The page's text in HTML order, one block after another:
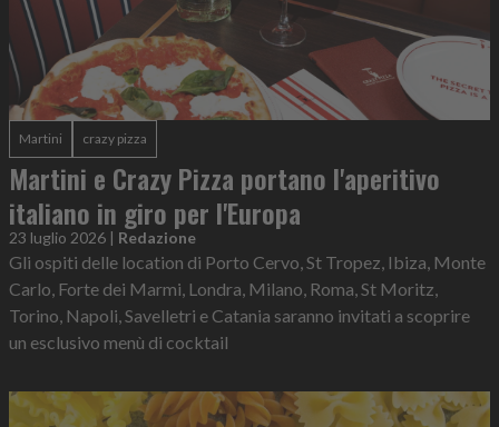
Martini crazy pizza
Martini e Crazy Pizza portano l'aperitivo
italiano in giro per l'Europa
23 luglio 2026 | Redazione
Gli ospiti delle location di Porto Cervo, St Tropez, Ibiza, Monte
Carlo, Forte dei Marmi, Londra, Milano, Roma, St Moritz,
Torino, Napoli, Savelletri e Catania saranno invitati a scoprire
un esclusivo menù di cocktail